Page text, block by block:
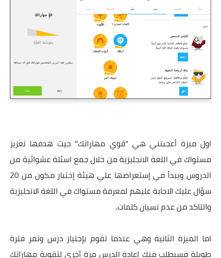
اول ميزة أعجبتني هي "قوي مهاراتك" حيث هدفها تعزيز
مستواك في اللغة الانجليزية من خلال جمع اسئلة عشوائية من
الدروس ويبدأ في إستعراضها علي هيئة إختبار مكون من 20
سؤال عليك الاجابة عليهم لمعرفة مستواك في اللغة الانجليزية
والتاكد من عدم نسيان كلمات.
اما الميزة الثانية وهي عندما تقوم بإجتياز درس وتمر فترة
طويلة فسيطلب منك إعادة الدرس مرة آخري لتقوية مهاراتك